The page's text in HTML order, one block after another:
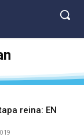
reina: EN